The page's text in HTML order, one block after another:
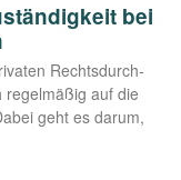
bei
Rechts­durch­
regel­mä­ßig auf die
geht es dar­um,